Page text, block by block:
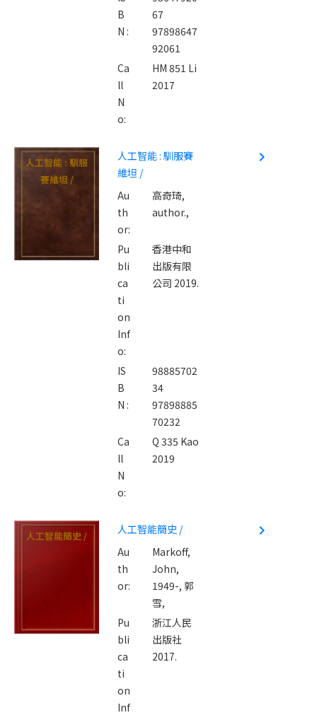
B
N :
67
97898647
92061
Ca
ll
N
o:
HM 851 Li
2017
人工智能 : 馴服
賽維坦 /
人工智能 : 馴服賽
維坦 /
Au
th
or:
高奇琦,
author.,
Pu
bli
ca
ti
on
Inf
o:
香港中和
出版有限
公司 2019.
IS
B
N :
98885702
34
97898885
70232
Ca
ll
N
o:
Q 335 Kao
2019
navigate_next
人工智能簡史 /
人工智能簡史 /
Au
th
or:
Markoff,
John,
1949-, 郭
雪,
Pu
bli
ca
ti
on
Inf
浙江人民
出版社
2017.
navigate_next